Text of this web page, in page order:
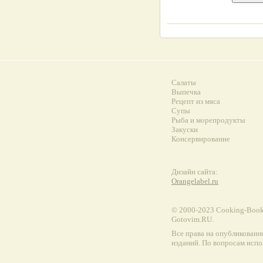
Салаты
Выпечка
Рецепт из мяса
Супы
Рыба и морепродукты
Закуски
Консервирование
Дизайн сайта:
Orangelabel.ru
© 2000-2023 Сooking-
Gotovim.RU.
Все права на
изданий. По вопросам